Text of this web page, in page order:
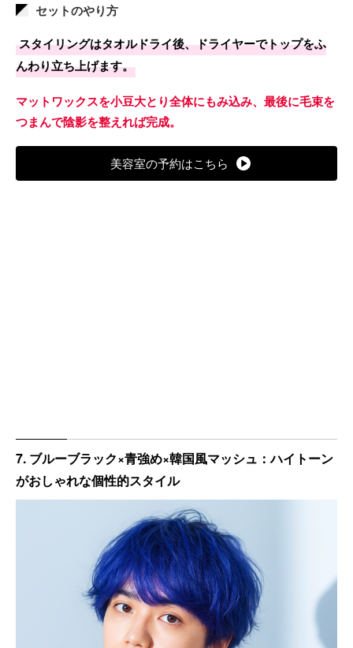
セットのやり方
スタイリングはタオルドライ後、ドライヤーでトップをふ
んわり立ち上げます。
マットワックスを小豆大とり全体にもみ込み、最後に毛束を
つまんで陰影を整えれば完成。
美容室の予約はこちら
7. ブルーブラック×青強め×韓国風マッシュ：ハイトーン
がおしゃれな個性的スタイル